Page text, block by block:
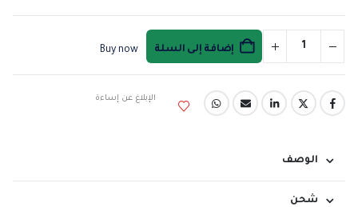
إضافة إلى السلة Buy now
الإبلاغ عن إساءة
الوصف
شحن